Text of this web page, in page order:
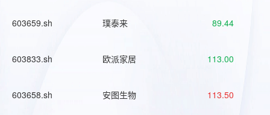
603659.sh 璞泰来 89.44
603833.sh 欧派家居 113.00
603658.sh 安图生物 113.50